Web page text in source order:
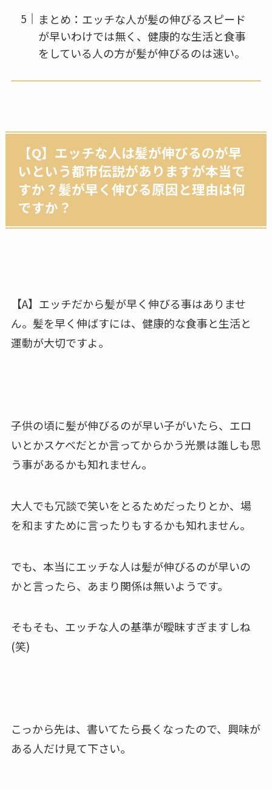
まとめ：エッチな人が髪の伸びるスピード
が早いわけでは無く、健康的な生活と食事
をしている人の方が髪が伸びるのは速い。
【Q】エッチな人は髪が伸びるのが早
いという都市伝説がありますが本当で
すか？髪が早く伸びる原因と理由は何
ですか？
【A】エッチだから髪が早く伸びる事はありませ
ん。髪を早く伸ばすには、健康的な食事と生活と
運動が大切ですよ。
子供の頃に髪が伸びるのが早い子がいたら、エロ
いとかスケベだとか言ってからかう光景は誰しも思
う事があるかも知れません。
大人でも冗談で笑いをとるためだったりとか、場
を和ますために言ったりもするかも知れません。
でも、本当にエッチな人は髪が伸びるのが早いの
かと言ったら、あまり関係は無いようです。
そもそも、エッチな人の基準が曖昧すぎますしね
(笑)
こっから先は、書いてたら長くなったので、興味が
ある人だけ見て下さい。